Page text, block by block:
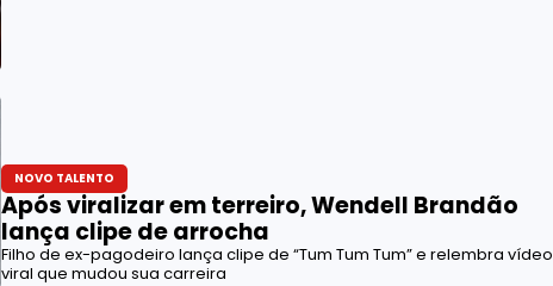
NOVO TALENTO
Após viralizar em terreiro, Wendell Brandão
lança clipe de arrocha
Filho de ex-pagodeiro lança clipe de “Tum Tum Tum” e relembra vídeo
viral que mudou sua carreira